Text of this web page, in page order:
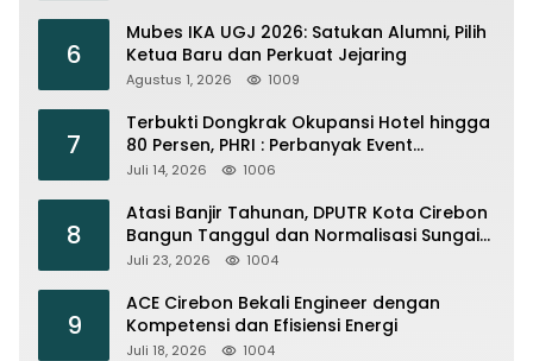
6
Mubes IKA UGJ 2026: Satukan Alumni, Pilih
Ketua Baru dan Perkuat Jejaring
Agustus 1, 2026 1009
7
Terbukti Dongkrak Okupansi Hotel hingga
80 Persen, PHRI : Perbanyak Event
Olahraga di Cirebon
Juli 14, 2026 1006
8
Atasi Banjir Tahunan, DPUTR Kota Cirebon
Bangun Tanggul dan Normalisasi Sungai
Kijing
Juli 23, 2026 1004
9
ACE Cirebon Bekali Engineer dengan
Kompetensi dan Efisiensi Energi
Juli 18, 2026 1004